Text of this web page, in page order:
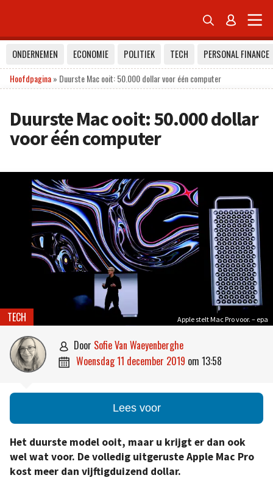
 
ONDERNEMEN ECONOMIE POLITIEK TECH
PERSONAL FINANCE
Hoofdpagina» Duurste Mac ooit: 50.000 dollar voor één computer
Duurste Mac ooit: 50.000 dollar
voor één computer
Apple stelt Mac Pro voor. – epa
TECH
 door Sofie Van Waeyenberghe
 woensdag 11 december 2019 om 13:58
Lees voor
Het duurste model ooit, maar u krijgt er dan ook
wel wat voor. De volledig uitgeruste Apple Mac Pro
kost meer dan vijftigduizend dollar.